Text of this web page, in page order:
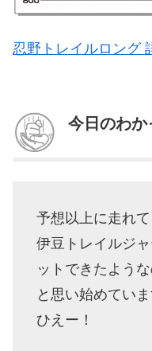
忍野トレイルロング
今日のわか
予想以上に走れ
伊豆トレイルジ
ットできたよう
と思い始めてい
ひえー！